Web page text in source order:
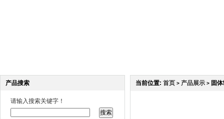
产品搜索
请输入搜索关键字！
当前位置: 首页 > 产品展示 > 固